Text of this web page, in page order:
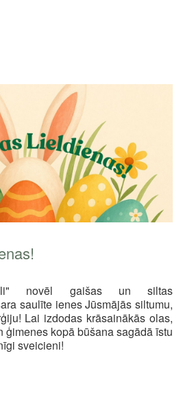
novēl gaišas un siltas
saulīte ienes Jūsmājās siltumu,
Lai izdodas krāsainākās olas,
ģimenes kopā būšana sagādā īstu
sveicieni!